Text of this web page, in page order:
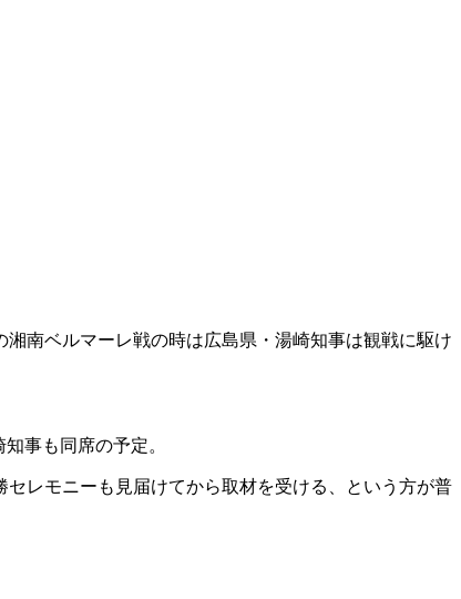
南ベルマーレ戦の時は広島県・湯崎知事は観戦に駆け
事も同席の予定。
レモニーも見届けてから取材を受ける、という方が普